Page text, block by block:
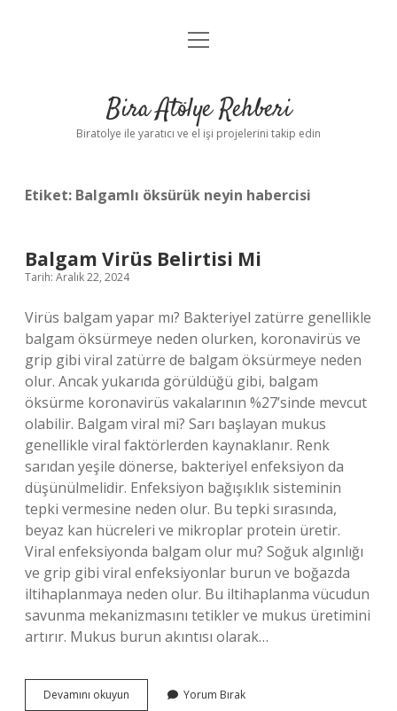
Anasayfa
Yasal Uyarı
menüyü
Bira Atölye Rehberi
Biratolye ile yaratıcı ve el işi projelerini takip edin
Etiket: Balgamlı öksürük neyin habercisi
Balgam Virüs Belirtisi Mi
Tarih: Aralık 22, 2024
Virüs balgam yapar mı? Bakteriyel zatürre genellikle
balgam öksürmeye neden olurken, koronavirüs ve
grip gibi viral zatürre de balgam öksürmeye neden
olur. Ancak yukarıda görüldüğü gibi, balgam
öksürme koronavirüs vakalarının %27’sinde mevcut
olabilir. Balgam viral mi? Sarı başlayan mukus
genellikle viral faktörlerden kaynaklanır. Renk
sarıdan yeşile dönerse, bakteriyel enfeksiyon da
düşünülmelidir. Enfeksiyon bağışıklık sisteminin
tepki vermesine neden olur. Bu tepki sırasında,
beyaz kan hücreleri ve mikroplar protein üretir.
Viral enfeksiyonda balgam olur mu? Soğuk algınlığı
ve grip gibi viral enfeksiyonlar burun ve boğazda
iltihaplanmaya neden olur. Bu iltihaplanma vücudun
savunma mekanizmasını tetikler ve mukus üretimini
artırır. Mukus burun akıntısı olarak…
Devamını okuyun Yorum Bırak